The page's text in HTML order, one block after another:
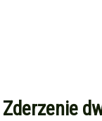
Zderzenie